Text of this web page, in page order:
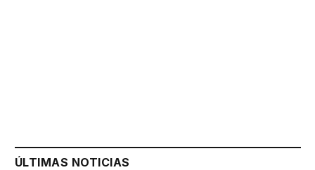
ÚLTIMAS NOTICIAS